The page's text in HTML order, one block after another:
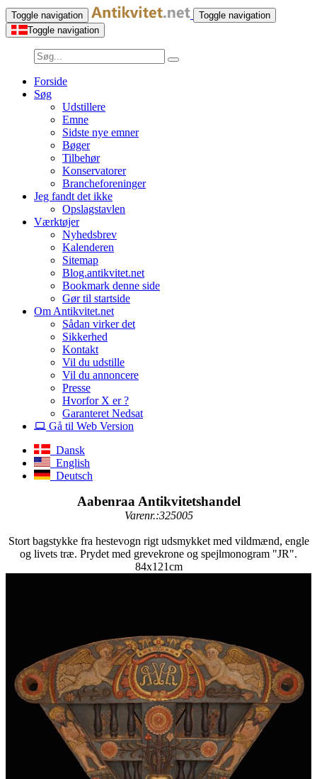
Toggle navigation
Toggle navigation
Toggle navigation
Forside
Søg
Udstillere
Emne
Sidste nye emner
Bøger
Tilbehør
Konservatorer
Brancheforeninger
Jeg fandt det ikke
Opslagstavlen
Værktøjer
Nyhedsbrev
Kalenderen
Sitemap
Blog.antikvitet.net
Bookmark denne side
Gør til startside
Om Antikvitet.net
Sådan virker det
Sikkerhed
Kontakt
Vil du udstille
Vil du annoncere
Presse
Hvorfor X er ?
Garanteret Nedsat
Gå til Web Version
Dansk
English
Deutsch
Aabenraa Antikvitetshandel
Varenr.:325005
Stort bagstykke fra hestevogn rigt udsmykket med vildmænd, engle
og livets træ. Prydet med grevekrone og spejlmonogram "JR".
84x121cm